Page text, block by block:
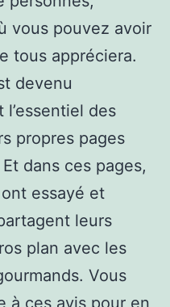
vous pouvez avoir
tous appréciera.
devenu
des
propres pages
dans ces pages,
essayé et
leurs
plan avec les
Vous
à ces avis pour en